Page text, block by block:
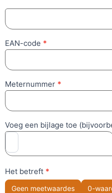
EAN-code *
Meternummer *
Voeg een bijlage toe
Het betreft *
Geen meetwaardes 0-